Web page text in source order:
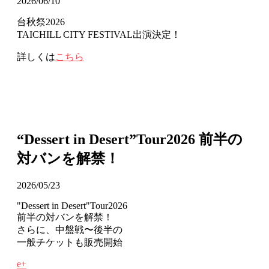
台秋祭2026
TAICHILL CITY FESTIVAL出演決定！
詳しくはこちら
“Dessert in Desert”Tour2026 前半の
対バンを解禁！
2026/05/23
"Dessert in Desert"Tour2026
前半の対バンを解禁！
さらに、中盤戦〜後半の
一般チケットも販売開始
e+